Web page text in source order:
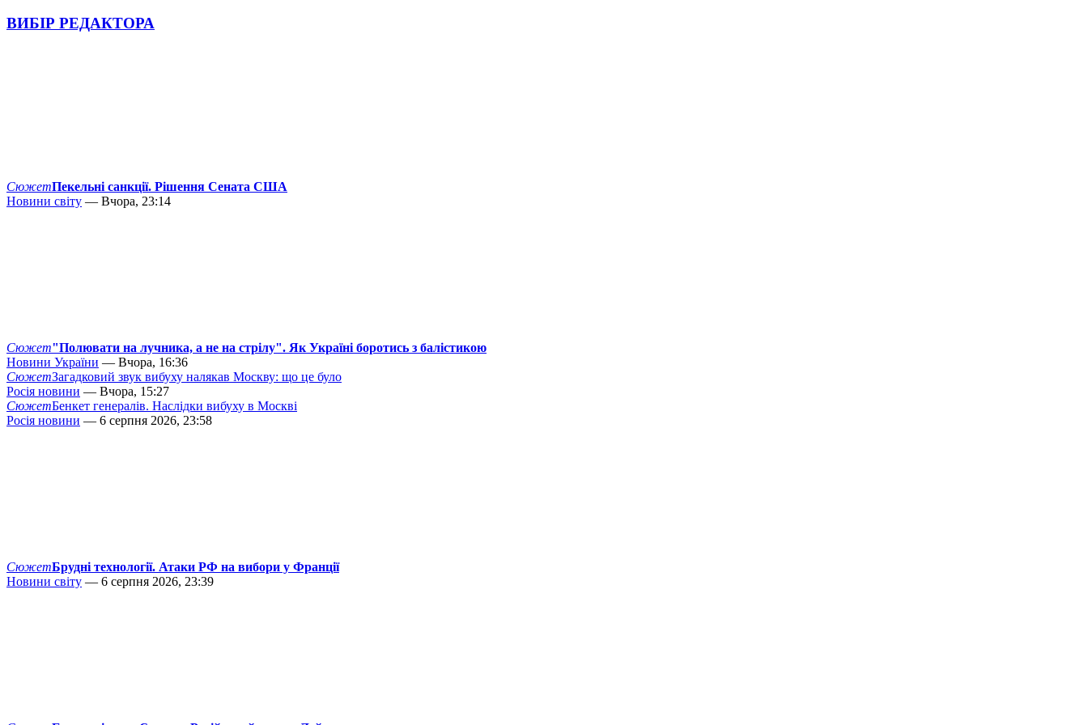
ВИБІР РЕДАКТОРА
СюжетПекельні санкції. Рішення Сената США
Новини світу — Вчора, 23:14
Сюжет"Полювати на лучника, а не на стрілу". Як Україні боротись з балістикою
Новини України — Вчора, 16:36
СюжетЗагадковий звук вибуху налякав Москву: що це було
Росія новини — Вчора, 15:27
СюжетБенкет генералів. Наслідки вибуху в Москві
Росія новини — 6 серпня 2026, 23:58
СюжетБрудні технології. Атаки РФ на вибори у Франції
Новини світу — 6 серпня 2026, 23:39